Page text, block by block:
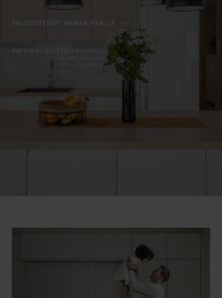
TALOESITTELYT PAIKAN PÄÄLLÄ
VIRTUAALIESITTELYT